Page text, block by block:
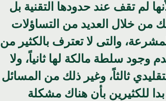
لم تقف عند حدودها التقنية بل
من خلال العديد من التساؤلات
والتى لا تعترف بالكثير من
وجود سلطة مالكة لها ثانياً، ولا
ثالثاً، وغير ذلك من المسائل
للكثيرين بأن هناك مشكلة